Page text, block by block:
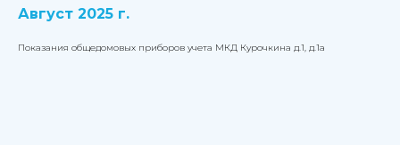
Август 2025 г.
Показания общедомовых приборов учета МКД Курочкина д.1, д.1а